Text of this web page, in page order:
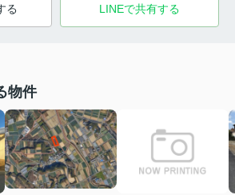
る LINEで共有する
物件